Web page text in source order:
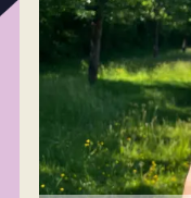
wirklich?
warum wir
Mehr